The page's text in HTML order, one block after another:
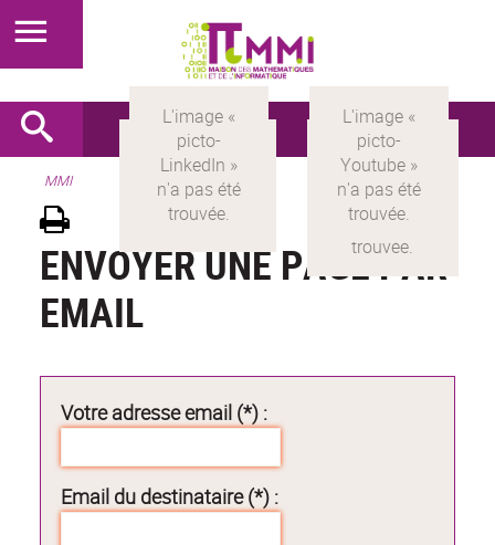
MMI
ENVOYER UNE PAGE PAR
EMAIL
Votre adresse email (*) :
Email du destinataire (*) :